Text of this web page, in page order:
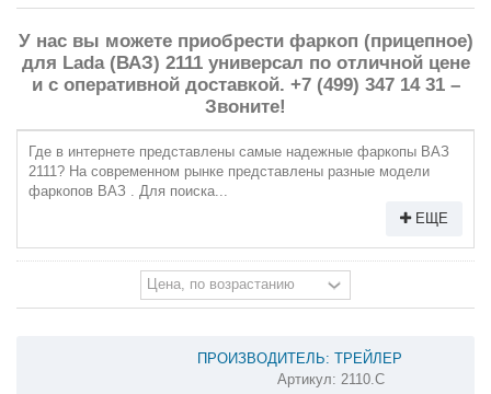
У нас вы можете приобрести фаркоп (прицепное)
для Lada (ВАЗ) 2111 универсал по отличной цене
и с оперативной доставкой. +7 (499) 347 14 31 –
Звоните!
Где в интернете представлены самые надежные фаркопы ВАЗ
2111? На современном рынке представлены разные модели
фаркопов ВАЗ . Для поиска...
ЕЩЕ
ПРОИЗВОДИТЕЛЬ: ТРЕЙЛЕР
ФАРКОП НА ВАЗ-2110 "ЛАДА 110"
Артикул: 2110.C